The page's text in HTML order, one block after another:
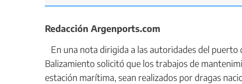
Redacción Argenports.com
En una nota dirigida a las autoridades del puerto
Balizamiento solicitó que los trabajos de
estación marítima, sean realizados por dragas